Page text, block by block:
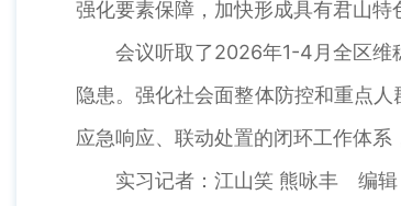
强化要素保障，加快形成具有君山特
会议听取了2026年1-4月全区维稳
隐患。强化社会面整体防控和重点
应急响应、联动处置的闭环工作体系
实习记者：江山笑 熊咏丰 编辑